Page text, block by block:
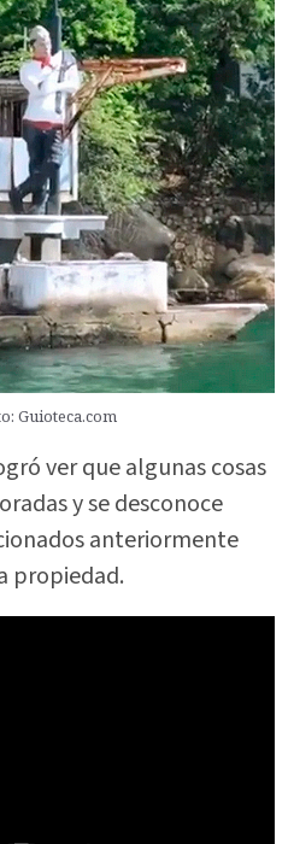
Guioteca.com
ver que algunas cosas
y se desconoce
anteriormente
propiedad.